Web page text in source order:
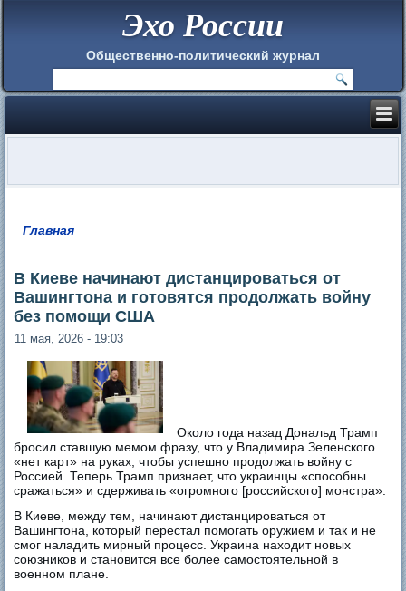
Эхо России
Общественно-политический журнал
Главная
В Киеве начинают дистанцироваться от
Вашингтона и готовятся продолжать войну
без помощи США
11 мая, 2026 - 19:03
Около года назад Дональд Трамп
бросил ставшую мемом фразу, что у Владимира Зеленского
«нет карт» на руках, чтобы успешно продолжать войну с
Россией. Теперь Трамп признает, что украинцы «способны
сражаться» и сдерживать «огромного [российского] монстра».
В Киеве, между тем, начинают дистанцироваться от
Вашингтона, который перестал помогать оружием и так и не
смог наладить мирный процесс. Украина находит новых
союзников и становится все более самостоятельной в
военном плане.